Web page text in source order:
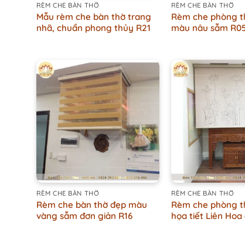
RÈM CHE BÀN THỜ
Mẫu rèm che bàn thờ trang
nhã, chuẩn phong thủy R21
RÈM CHE BÀN THỜ
Rèm che phòng
màu nâu sẫm
RÈM CHE BÀN THỜ
Rèm che bàn thờ đẹp màu
vàng sẫm đơn giản R16
RÈM CHE BÀN THỜ
Rèm che phòng
họa tiết Liên Hoa